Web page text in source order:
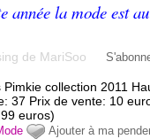
année la mode est au
de MariSoo
Pimkie collection 2011
37 Prix de vente: 10
euros)
Ajouter à ma